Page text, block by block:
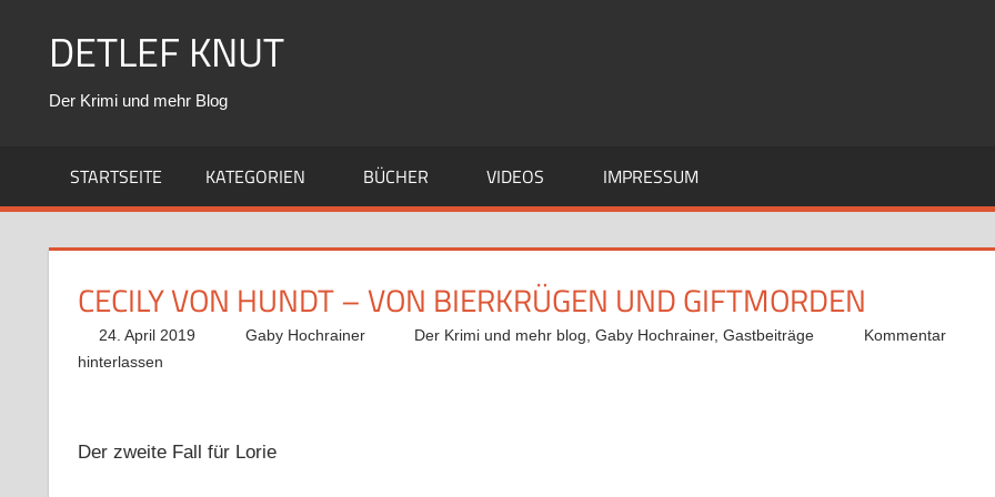
DETLEF KNUT
Der Krimi und mehr Blog
STARTSEITE KATEGORIEN BÜCHER VIDEOS IMPRESSUM
CECILY VON HUNDT – VON BIERKRÜGEN UND GIFTMORDEN
24. April 2019 Gaby Hochrainer Der Krimi und mehr blog ,Gaby Hochrainer,Gastbeiträge
Kommentar
hinterlassen
Der zweite Fall für Lorie